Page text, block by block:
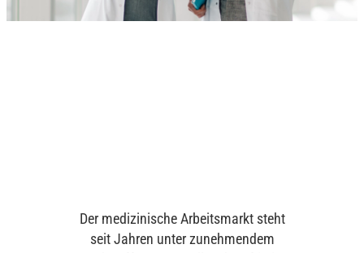
Der medizinische Arbeitsmarkt steht
seit Jahren unter zunehmendem